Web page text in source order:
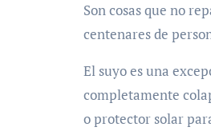
Son cosas que no
centenares de
El suyo es una
completamente
o protector solar